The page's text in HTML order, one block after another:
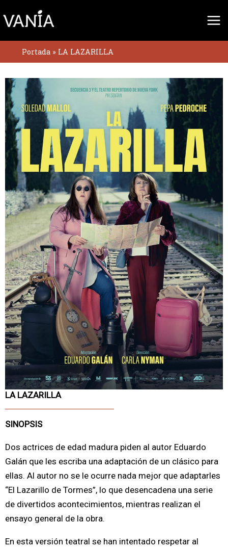
al
Portada » LA LAZARILLA
LA LAZARILLA
SINOPSIS
Dos actrices de edad madura piden al autor Eduardo
Galán que les escriba una adaptación de un clásico para
ellas. Al autor no se le ocurre nada mejor que adaptarles
“El Lazarillo de Tormes”, lo que desencadena una serie
de divertidos acontecimientos, mientras realizan el
ensayo general de la obra.
En esta versión teatral se han intentado respetar al